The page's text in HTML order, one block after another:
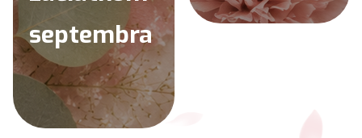
septembra